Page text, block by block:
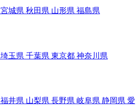
宮城県 秋田県 山形県 福島県
埼玉県 千葉県 東京都 神奈川県
福井県 山梨県 長野県 岐阜県 静岡県 愛